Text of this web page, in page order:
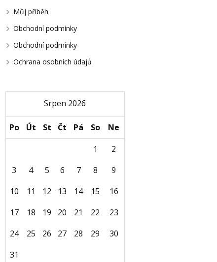
Můj příběh
Obchodní podmínky
Obchodní podmínky
Ochrana osobních údajů
Srpen 2026
Po Út St Čt Pá So
Ne
1
2
3
4 5 6 7 8
9
10
11 12 13 14 15
16
17
18 19 20 21 22
23
24
25 26 27 28 29
30
31